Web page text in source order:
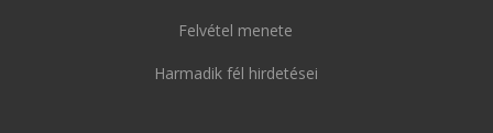
Felvétel menete
Harmadik fél hirdetései